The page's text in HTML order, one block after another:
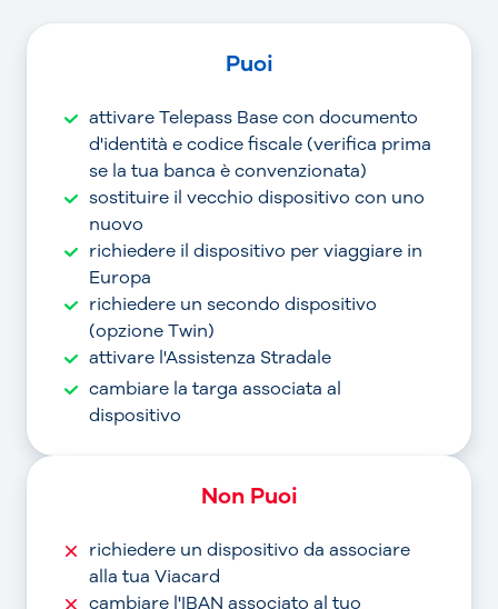
Puoi
attivare Telepass Base con documento
d'identità e codice fiscale (verifica prima
se la tua banca è convenzionata)
sostituire il vecchio dispositivo con uno
nuovo
richiedere il dispositivo per viaggiare in
Europa
richiedere un secondo dispositivo
(opzione Twin)
attivare l'Assistenza Stradale
cambiare la targa associata al
dispositivo
Non Puoi
richiedere un dispositivo da associare
alla tua Viacard
cambiare l'IBAN associato al tuo